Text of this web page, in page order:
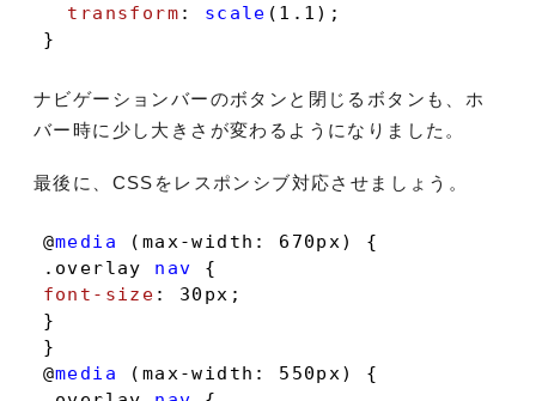
transform : scale (1.1);
}
ナビゲーションバーのボタンと閉じるボタンも、ホ
バー時に少し大きさが変わるようになりました。
最後に、CSSをレスポンシブ対応させましょう。
@media (max-width: 670px
.overlay
nav
font-size : 30px ;
}
}
@media (max-width: 550px